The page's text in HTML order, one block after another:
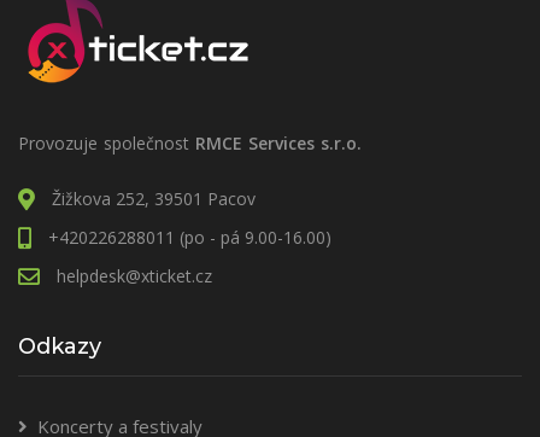
Provozuje společnost RMCE Services s.r.o.
Žižkova 252, 39501 Pacov
+420226288011 (po - pá 9.00-16.00)
helpdesk@xticket.cz
Odkazy
Koncerty a festivaly